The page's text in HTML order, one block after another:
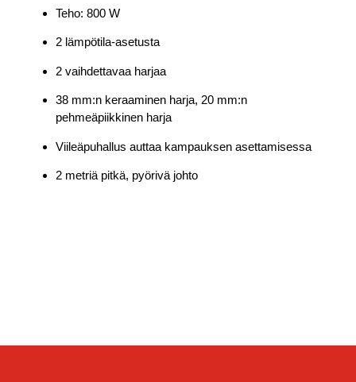
Teho: 800 W
2 lämpötila-asetusta
2 vaihdettavaa harjaa
38 mm:n keraaminen harja, 20 mm:n
pehmeäpiikkinen harja
Viileäpuhallus auttaa kampauksen asettamisessa
2 metriä pitkä, pyörivä johto